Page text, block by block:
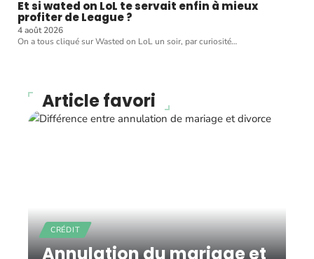
Et si wated on LoL te servait enfin à mieux
profiter de League ?
4 août 2026
On a tous cliqué sur Wasted on LoL un soir, par curiosité…
Article favori
CRÉDIT
Annulation du mariage et